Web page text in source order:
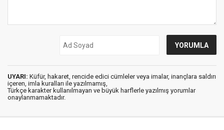
UYARI: Küfür, hakaret, rencide edici cümleler veya imalar, inançlara saldırı
içeren, imla kuralları ile yazılmamış,
Türkçe karakter kullanılmayan ve büyük harflerle yazılmış yorumlar
onaylanmamaktadır.